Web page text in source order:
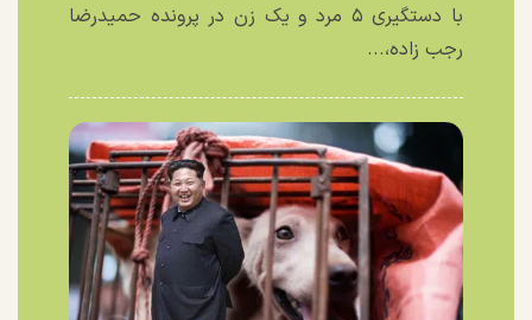
با دستگیری ۵ مرد و یک زن در پرونده حمیدرضا
رجب زاده،...